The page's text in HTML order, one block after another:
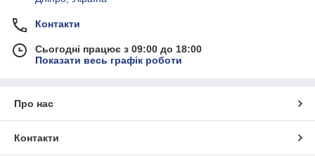
Контакти
Сьогодні працює з 09:00 до 18:00
Показати весь графік роботи
Про нас
Контакти